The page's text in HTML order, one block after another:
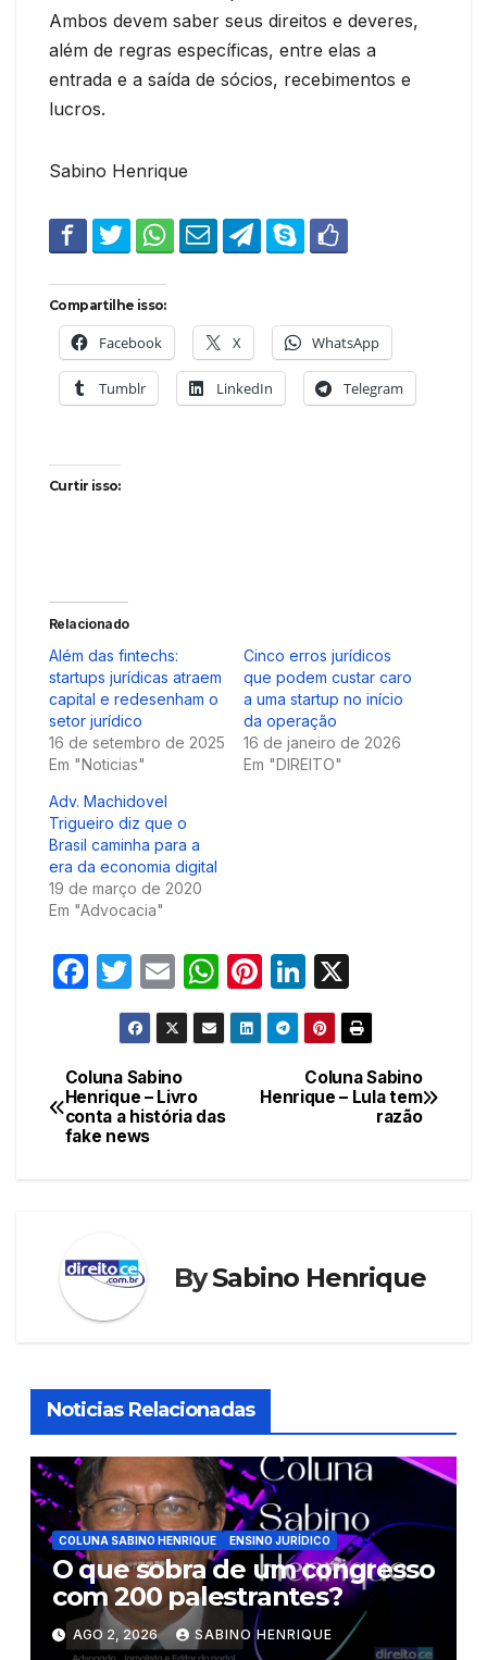
Ambos devem saber seus direitos e deveres,
além de regras específicas, entre elas a
entrada e a saída de sócios, recebimentos e
lucros.
Sabino Henrique
Compartilhe isso:
Facebook X WhatsApp
Tumblr LinkedIn Telegram
Curtir isso:
Relacionado
Além das fintechs:
startups jurídicas atraem
capital e redesenham o
setor jurídico
16 de setembro de 2025
Em "Noticias"
Cinco erros jurídicos
que podem custar caro
a uma startup no início
da operação
16 de janeiro de 2026
Em "DIREITO"
Adv. Machidovel
Trigueiro diz que o
Brasil caminha para a
era da economia digital
19 de março de 2020
Em "Advocacia"
F
e
b
o
T
w
itt
er
E
m
ail
W
h
at
A
Pi
nt
er
st
Li
n
k
e
dI
Navegação
de
Coluna Sabino
Henrique – Lula tem
razão
Coluna Sabino
Henrique – Livro
conta a história das
fake news
BySabino Henrique
Noticias Relacionadas
COLUNA SABINO HENRIQUE ENSINO JURÍDICO
O que sobra de um congresso
com 200 palestrantes?
AGO 2, 2026 SABINO HENRIQUE